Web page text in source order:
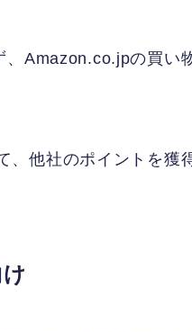
、Amazon.co.jpの買い
他社のポイントを獲